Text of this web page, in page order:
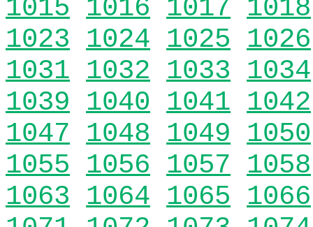
1015 1016 1017 1018
1023 1024 1025 1026
1031 1032 1033 1034
1039 1040 1041 1042
1047 1048 1049 1050
1055 1056 1057 1058
1063 1064 1065 1066